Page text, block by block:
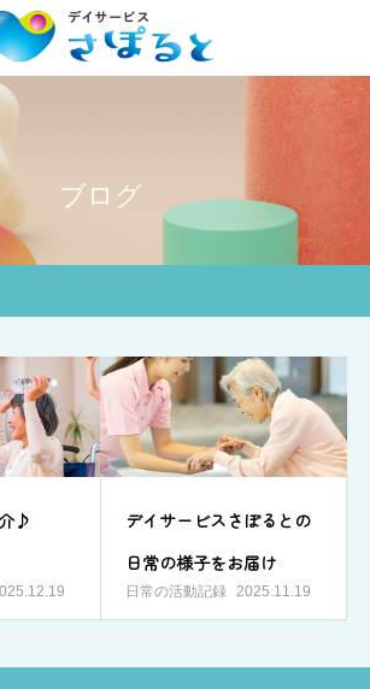
ブログ
♪
デイサービスさぽるとの
日常の様子をお届け
日常の活動記録 2025.11.19